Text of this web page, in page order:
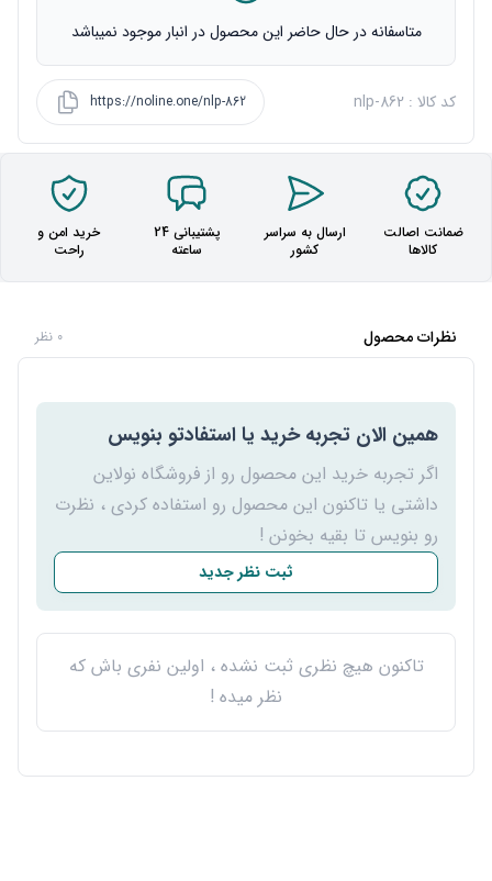
متاسفانه در حال حاضر این محصول در انبار موجود نمیباشد
کد کالا : nlp-862 https://noline.one/nlp-862
ضمانت اصالت
کالاها
ارسال به سراسر
کشور
پشتیبانی 24
ساعته
خرید امن و
راحت
نظرات محصول 0 نظر
همین الان تجربه خرید یا استفادتو بنویس
اگر تجربه خرید این محصول رو از فروشگاه نولاین
داشتی یا تاکنون این محصول رو استفاده کردی ، نظرت
رو بنویس تا بقیه بخونن !
ثبت نظر جدید
تاکنون هیچ نظری ثبت نشده ، اولین نفری باش که
نظر میده !